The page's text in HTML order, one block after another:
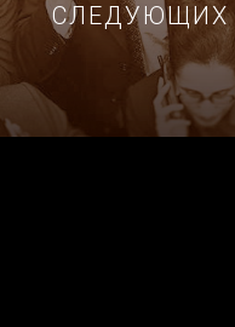
СЛЕДУЮЩИХ